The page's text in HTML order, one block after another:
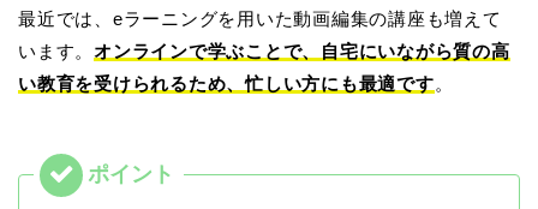
最近では、eラーニングを用いた動画編集の講座も増えて
います。オンラインで学ぶことで、自宅にいながら質の高
い教育を受けられるため、忙しい方にも最適です。